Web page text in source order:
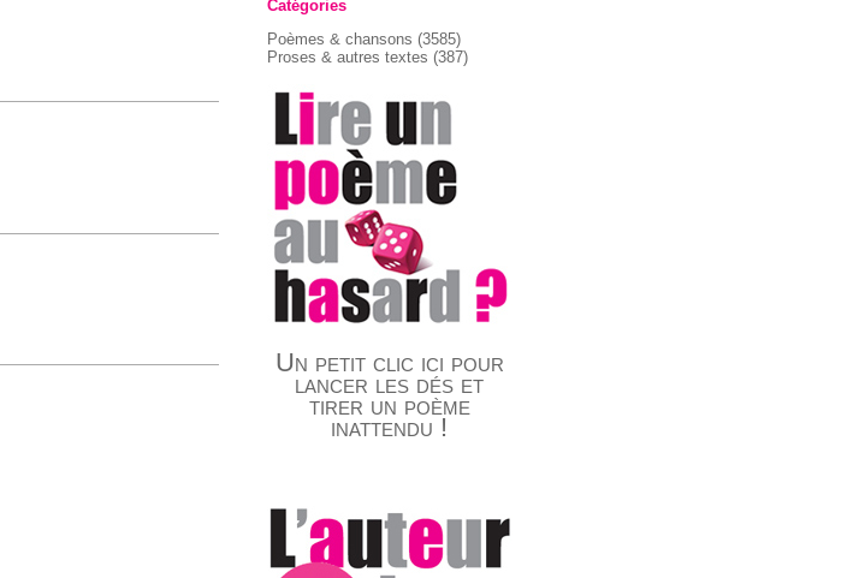
Catégories
Poèmes & chansons (3585)
Proses & autres textes (387)
Un petit clic ici pour
lancer les dés et
tirer un poème
inattendu !